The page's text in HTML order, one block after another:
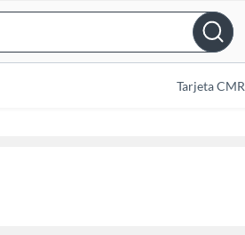
Bar
Tarjeta CMR